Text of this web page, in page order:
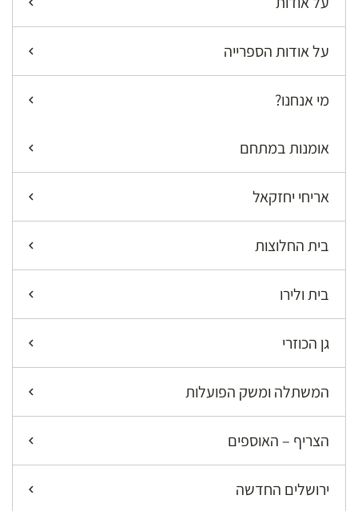
על אודות הספרייה
מי אנחנו?
אומנות במתחם
אריחי יחזקאל
בית החלוצות
בית ולירו
גן הכוזרי
המשתלה ומשק הפועלות
הצריף – האוספים
ירושלים החדשה